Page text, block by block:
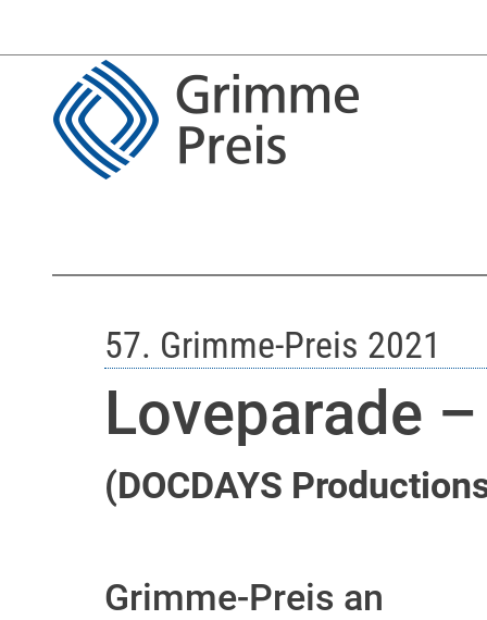
57. Grimme-Preis 2021
Loveparade
(DOCDAYS
Grimme-Preis an